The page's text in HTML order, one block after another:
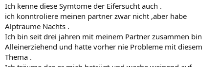
Ich kenne diese Symtome der Eifersucht auch .
ich konntroliere meinen partner zwar nicht ,aber habe
Alpträume Nachts .
Ich bin seit drei jahren mit meinem Partner zusammen bin
Alleinerziehend und hatte vorher nie Probleme mit diesem
Thema .